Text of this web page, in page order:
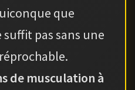
que
pas sans une
de musculation à